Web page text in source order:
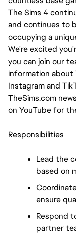
The Sims 4
and continues to
occupying a
We're excited
you can join our
information about
Instagram and
TheSims.com
on YouTube for
Responsibilities
Lead the
based on
ensure
Respond
partner